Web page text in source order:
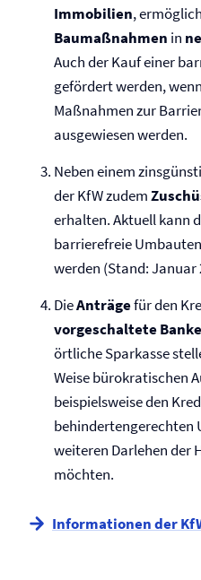
Immobilien,
Bau­maßnahmen in
Auch der Kauf einer
gefördert werden,
Maßnahmen zur
ausgewiesen werden.
Neben einem
der KfW zudem
erhalten. Aktuell kann
barrierefreie
werden (Stand: Januar
DieAnträgefür den
vorgeschaltete
örtliche Sparkasse
Weise bürokratischen
beispielsweise den
behindertengerechten
weiteren Darlehen der
möchten.
Informationen der